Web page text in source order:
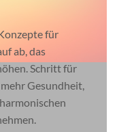
für
ab, das
Schritt für
Gesundheit,